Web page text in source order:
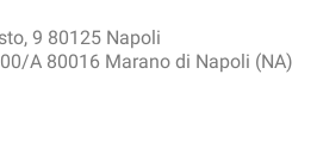
9 80125 Napoli
A 80016 Marano di Napoli (NA)